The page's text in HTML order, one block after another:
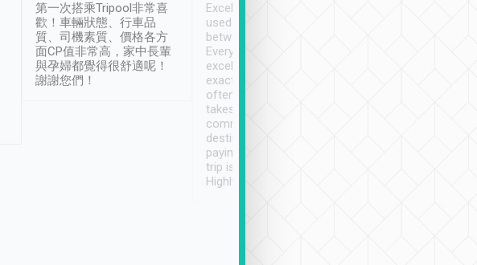
第一次搭乘Tripool非常喜
歡！車輛狀態、行車品
質、司機素質、價格各方
面CP值非常高，家中長輩
與孕婦都覺得很舒適呢！
謝謝您們！
Excellent service. We have
used Tripool to travel
between cities in Taiwan.
Every driver has been
excellent and arrives
exactly on time. As there is
often limited English it
takes the difficulty out of
communicating the
destination details and
paying online prior to the
trip is very convenient.
Highly recommended